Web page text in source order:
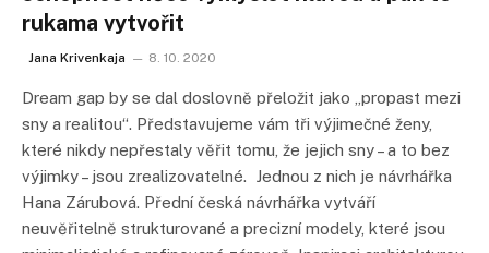
rukama vytvořit
Jana Krivenkaja 8. 10. 2020
Dream gap by se dal doslovně přeložit jako „propast mezi
sny a realitou“. Představujeme vám tři výjimečné ženy,
které nikdy nepřestaly věřit tomu, že jejich sny – a to bez
výjimky – jsou zrealizovatelné. Jednou z nich je návrhářka
Hana Zárubová. Přední česká návrhářka vytváří
neuvěřitelně strukturované a precizní modely, které jsou